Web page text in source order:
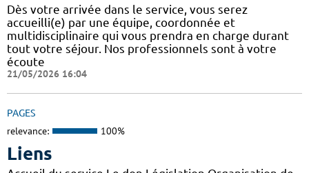
Dès votre arrivée dans le service, vous serez
accueilli(e) par une équipe, coordonnée et
multidisciplinaire qui vous prendra en charge durant
tout votre séjour. Nos professionnels sont à votre
écoute
21/05/2026 16:04
PAGES
relevance: 100%
Liens